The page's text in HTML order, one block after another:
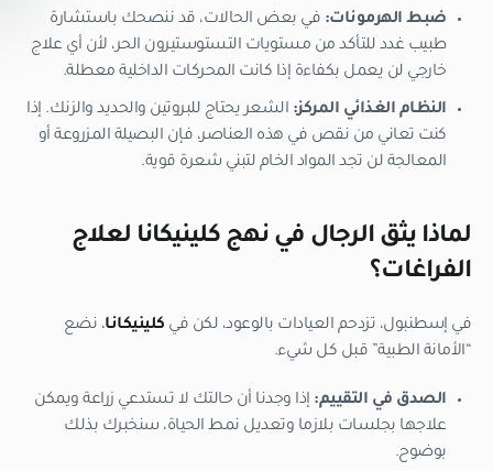
ضبط الهرمونات: في بعض الحالات، قد ننصحك باستشارة
طبيب غدد للتأكد من مستويات التستوستيرون الحر، لأن أي علاج
خارجي لن يعمل بكفاءة إذا كانت المحركات الداخلية معطلة.
النظام الغذائي المركز: الشعر يحتاج للبروتين والحديد والزنك. إذا
كنت تعاني من نقص في هذه العناصر، فإن البصيلة المزروعة أو
المعالجة لن تجد المواد الخام لتبني شعرة قوية.
لماذا يثق الرجال في نهج كلينيكانا لعلاج
الفراغات؟
في إسطنبول، تزدحم العيادات بالوعود، لكن في كلينيكانا، نضع
“الأمانة الطبية” قبل كل شيء.
الصدق في التقييم: إذا وجدنا أن حالتك لا تستدعي زراعة ويمكن
علاجها بجلسات بلازما وتعديل نمط الحياة، سنخبرك بذلك
بوضوح.